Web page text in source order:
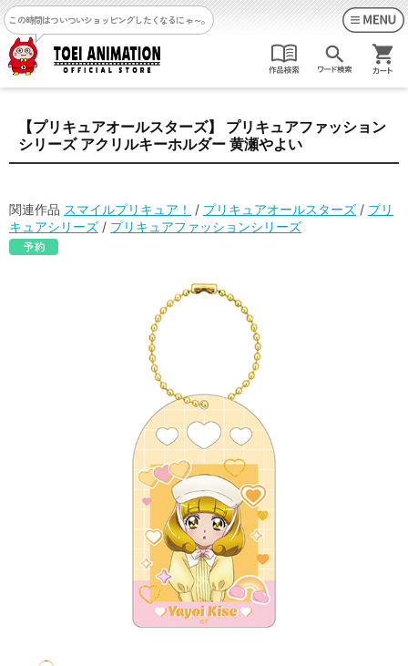
この時間はついついショッピングしたくなるにゃ～。
【プリキュアオールスターズ】 プリキュアファッション
シリーズ アクリルキーホルダー 黄瀬やよい
関連作品 スマイルプリキュア！ / プリキュアオールスターズ / プリ
キュアシリーズ / プリキュアファッションシリーズ